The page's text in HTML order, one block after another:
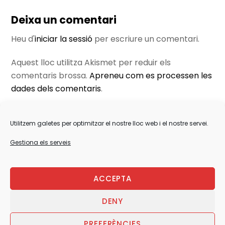
Utilitzem galetes per optimitzar el nostre lloc web i el nostre servei.
Gestiona els serveis
ACCEPTA
DENY
Deixa un comentari
Heu d'iniciar la sessió per escriure un comentari.
Aquest lloc utilitza Akismet per reduir els
comentaris brossa.Apreneu com es processen les
dades dels comentaris.
AVÍS LEGAL/POL. PRIVACITAT